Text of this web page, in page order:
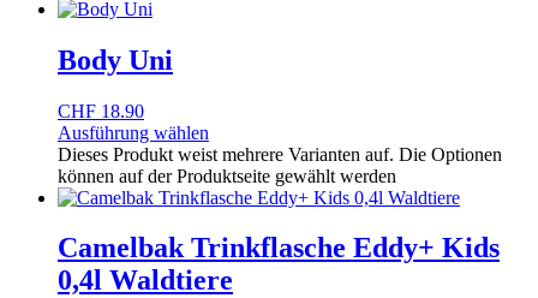
Body Uni
CHF 18.90
Ausführung wählen
Dieses Produkt weist mehrere Varianten auf. Die Optionen
können auf der Produktseite gewählt werden
Camelbak Trinkflasche Eddy+ Kids
0,4l Waldtiere